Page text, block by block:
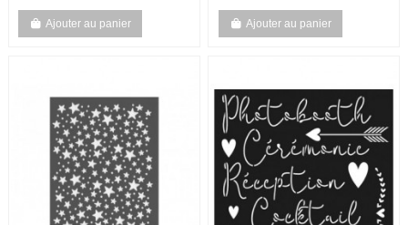
Ajouter au panier Ajouter au panier